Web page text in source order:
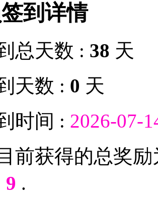
到详情
总天数 : 38 天
天数 : 0 天
时间 : 2026-07-
前获得的总奖
9 .